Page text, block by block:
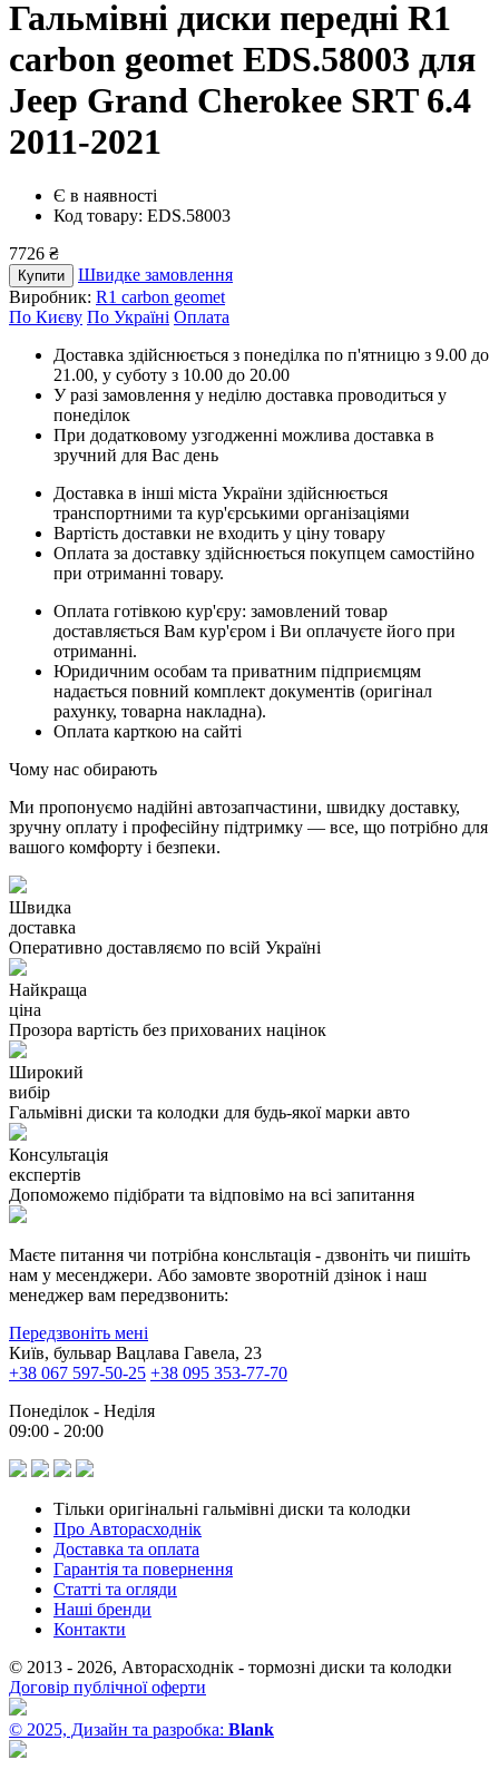
Гальмівні диски передні R1
carbon geomet EDS.58003 для
Jeep Grand Cherokee SRT 6.4
2011-2021
Є в наявності
Код товару: EDS.58003
7726 ₴
Купити
Швидке замовлення
Виробник: R1 carbon geomet
По Києву По Україні Оплата
Доставка здійснюється з понеділка по п'ятницю з 9.00 до
21.00, у суботу з 10.00 до 20.00
У разі замовлення у неділю доставка проводиться у
понеділок
При додатковому узгодженні можлива доставка в
зручний для Вас день
Доставка в інші міста України здійснюється
транспортними та кур'єрськими організаціями
Вартість доставки не входить у ціну товару
Оплата за доставку здійснюється покупцем самостійно
при отриманні товару.
Оплата готівкою кур'єру: замовлений товар
доставляється Вам кур'єром і Ви оплачуєте його при
отриманні.
Юридичним особам та приватним підприємцям
надається повний комплект документів (оригінал
рахунку, товарна накладна).
Оплата карткою на сайті
Чому нас обирають
Ми пропонуємо надійні автозапчастини, швидку доставку,
зручну оплату і професійну підтримку — все, що потрібно для
вашого комфорту і безпеки.
Швидка
доставка
Оперативно доставляємо по всій Україні
Найкраща
ціна
Прозора вартість без прихованих націнок
Широкий
вибір
Гальмівні диски та колодки для будь-якої марки авто
Консультація
експертів
Допоможемо підібрати та відповімо на всі запитання
Маєте питання чи потрібна консльтація - дзвоніть чи пишіть
нам у месенджери. Або замовте зворотній дзінок і наш
менеджер вам передзвонить:
Передзвоніть мені
Київ, бульвар Вацлава Гавела, 23
+38 067 597-50-25 +38 095 353-77-70
Понеділок - Неділя
09:00 - 20:00
Тільки оригінальні гальмівні диски та колодки
Про Авторасходнік
Доставка та оплата
Гарантія та повернення
Статті та огляди
Наші бренди
Контакти
© 2013 - 2026, Авторасходнік - тормозні диски та колодки
Договір публічної оферти
© 2025, Дизайн та разробка: Blank